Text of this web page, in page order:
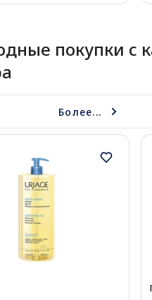
покупки с
Более...